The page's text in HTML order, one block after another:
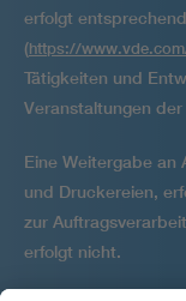
erfolgt
(https://
Tätigkeiten und
Veranstaltungen
Eine Weitergabe an
und Druckereien,
zur
erfolgt nicht.